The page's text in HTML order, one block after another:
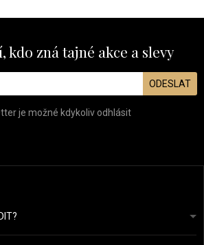
kdo zná tajné akce a slevy
ODESLAT
je možné kdykoliv odhlásit
do 24 hodin.
podmínky